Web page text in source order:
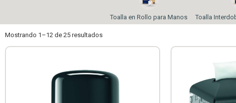
Toalla en Rollo para Manos Toalla
Mostrando 1–12 de 25 resultados